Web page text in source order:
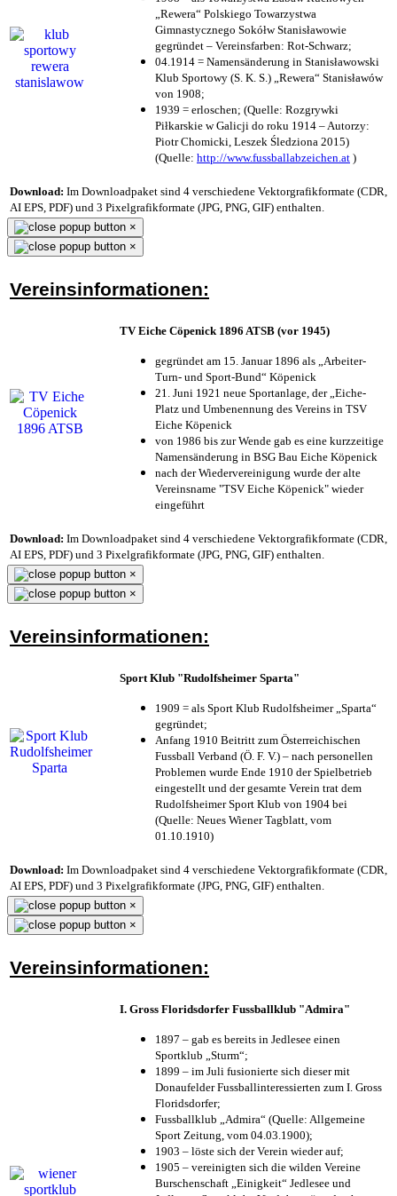
„Rewera“ Polskiego Towarzystwa
Gimnastycznego Sokółw Stanisławowie
gegründet – Vereinsfarben: Rot-Schwarz;
04.1914 = Namensänderung in Stanisławowski
Klub Sportowy (S. K. S.) „Rewera“ Stanisławów
von 1908;
1939 = erloschen; (Quelle: Rozgrywki
Piłkarskie w Galicji do roku 1914 – Autorzy:
Piotr Chomicki, Leszek Śledziona 2015)
(Quelle: http://www.fussballabzeichen.at )
Download: Im Downloadpaket sind 4 verschiedene Vektorgrafikformate (CDR,
AI EPS, PDF) und 3 Pixelgrafikformate (JPG, PNG, GIF) enthalten.
×
×
Vereinsinformationen:
TV Eiche Cöpenick 1896 ATSB (vor 1945)
gegründet am 15. Januar 1896 als „Arbeiter-
Turn- und Sport-Bund“ Köpenick
21. Juni 1921 neue Sportanlage, der „Eiche-
Platz und Umbenennung des Vereins in TSV
Eiche Köpenick
von 1986 bis zur Wende gab es eine kurzzeitige
Namensänderung in BSG Bau Eiche Köpenick
nach der Wiedervereinigung wurde der alte
Vereinsname "TSV Eiche Köpenick" wieder
eingeführt
Download: Im Downloadpaket sind 4 verschiedene Vektorgrafikformate (CDR,
AI EPS, PDF) und 3 Pixelgrafikformate (JPG, PNG, GIF) enthalten.
×
×
Vereinsinformationen:
Sport Klub "Rudolfsheimer Sparta"
1909 = als Sport Klub Rudolfsheimer „Sparta“
gegründet;
Anfang 1910 Beitritt zum Österreichischen
Fussball Verband (Ö. F. V.) – nach personellen
Problemen wurde Ende 1910 der Spielbetrieb
eingestellt und der gesamte Verein trat dem
Rudolfsheimer Sport Klub von 1904 bei
(Quelle: Neues Wiener Tagblatt, vom
01.10.1910)
Download: Im Downloadpaket sind 4 verschiedene Vektorgrafikformate (CDR,
AI EPS, PDF) und 3 Pixelgrafikformate (JPG, PNG, GIF) enthalten.
×
×
Vereinsinformationen:
I. Gross Floridsdorfer Fussballklub "Admira"
1897 – gab es bereits in Jedlesee einen
Sportklub „Sturm“;
1899 – im Juli fusionierte sich dieser mit
Donaufelder Fussballinteressierten zum I. Gross
Floridsdorfer;
Fussballklub „Admira“ (Quelle: Allgemeine
Sport Zeitung, vom 04.03.1900);
1903 – löste sich der Verein wieder auf;
1905 – vereinigten sich die wilden Vereine
Burschenschaft „Einigkeit“ Jedlesee und